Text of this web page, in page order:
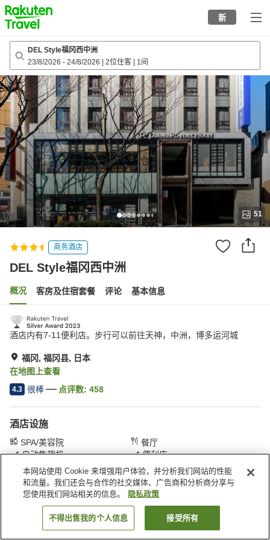
to
top
page
新
DEL Style福冈西中洲
23/8/2026 - 24/8/2026 2位住客 1间
51
商务酒店
DEL Style福冈西中洲
概况 客房及住宿套餐 评论 基本信息
酒店内有7-11便利店。步行可以前往天神，中洲，博多运河城
福冈, 福冈县, 日本
在地图上查看
4.3 很棒 点评数: 458
酒店设施
SPA/美容院
餐厅
自动售货机
便利店
首页 日本 福冈县 福冈 DEL Style福冈西中洲
搜索客房
本网站使用 Cookie 来增强用户体验，并分析我们网站的性能
和流量。我们还会与合作的社交媒体、广告商和分析商分享与
您使用我们网站相关的信息。
隐私政策
不得出售我的个人信息 接受所有